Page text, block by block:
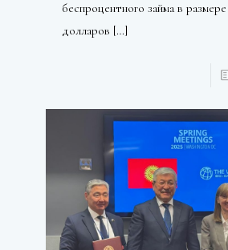
беспроцентного займа в
долларов […]